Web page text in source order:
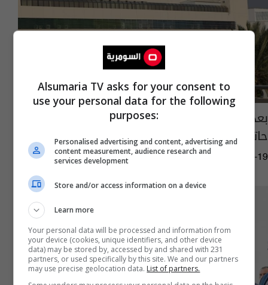
بعد هروب لأكثر من 8 سنوات.. اعتقال "عدي
حاتم" المتهم بالتزوير وغسيل الأموال
11:15 | 2024-08-19
Alsumaria TV asks for your consent to
use your personal data for the following
purposes:
Personalised advertising and content, advertising and
content measurement, audience research and
services development
Store and/or access information on a device
Learn more
Your personal data will be processed and information from
your device (cookies, unique identifiers, and other device
data) may be stored by, accessed by and shared with 231
partners, or used specifically by this site. We and our partners
may use precise geolocation data. List of partners.